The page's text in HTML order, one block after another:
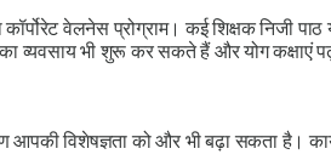
वेलनेस प्रोग्राम। कई शिक्षक निजी
व्यवसाय भी शुरू कर सकते हैं और योग कक्षाएं
आपकी विशेषज्ञता को और भी बढ़ा सकता है।